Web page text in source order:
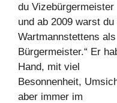
du Vizebürgermeister
und ab 2009 warst
Wartmannstettens als
Bürgermeister.“ Er
Hand, mit viel
Besonnenheit,
aber immer im